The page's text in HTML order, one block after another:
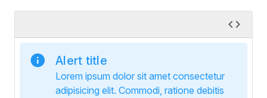
Alert title
Lorem ipsum dolor sit amet consectetur
adipisicing elit. Commodi, ratione debitis